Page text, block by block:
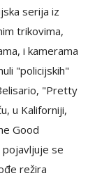
serija iz
trikovima,
i kamerama
"policijskih"
"Pretty
u Kaliforniji,
Good
se
režira